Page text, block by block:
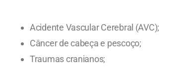
Acidente Vascular Cerebral (AVC);
Câncer de cabeça e pescoço;
Traumas cranianos;